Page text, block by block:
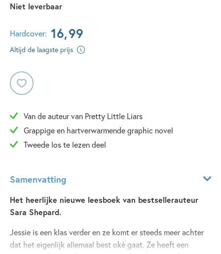
Niet leverbaar
Hardcover: 16,99
Altijd de laagste prijs
Van de auteur van Pretty Little Liars
Grappige en hartverwarmende graphic novel
Tweede los te lezen deel
Samenvatting
Het heerlijke nieuwe leesboek van bestsellerauteur
Sara Shepard.
Jessie is een klas verder en ze komt er steeds meer achter
dat het eigenlijk allemaal best oké gaat. Ze heeft een